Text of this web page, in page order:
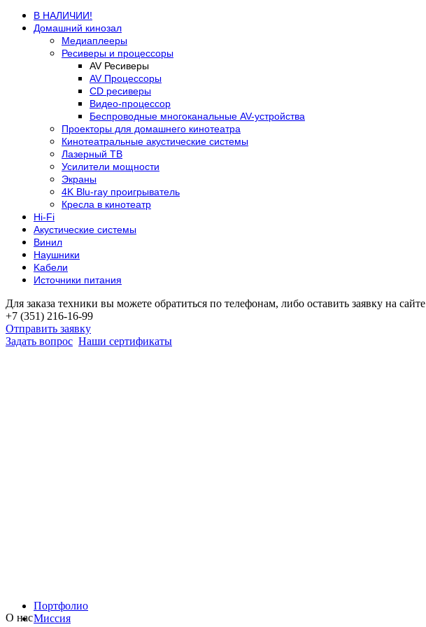
В НАЛИЧИИ!
Домашний кинозал
Медиаплееры
Ресиверы и процессоры
AV Ресиверы
AV Процессоры
CD ресиверы
Видео-процессор
Беспроводные многоканальные AV-устройства
Проекторы для домашнего кинотеатра
Кинотеатральные акустические системы
Лазерный ТВ
Усилители мощности
Экраны
4K Blu-ray проигрыватель
Кресла в кинотеатр
Hi-Fi
Акустические системы
Винил
Наушники
Kабели
Источники питания
Для заказа техники вы можете обратиться по телефонам, либо оставить заявку на сайте
+7 (351) 216-16-99
Отправить заявку
Задать вопрос Наши сертификаты
О нас
Портфолио
Миссия